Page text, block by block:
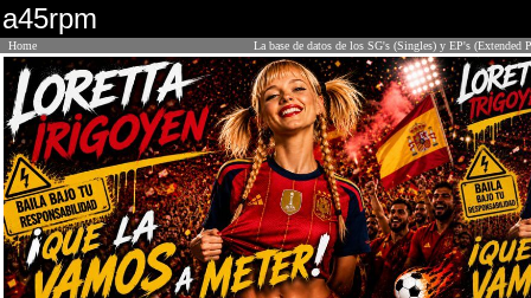
a45rpm
Home La base de datos de los SG's (Singles) y EP's (Extended